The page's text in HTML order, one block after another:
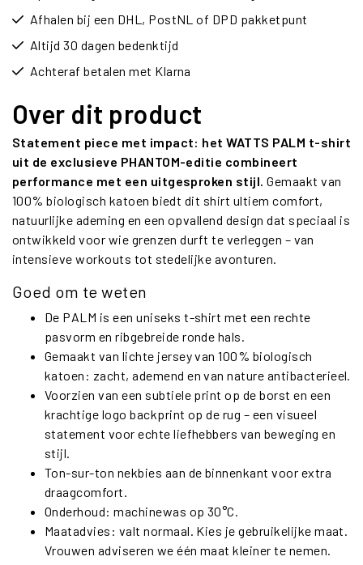
Afhalen bij een DHL, PostNL of DPD pakketpunt
Altijd 30 dagen bedenktijd
Achteraf betalen met Klarna
Over dit product
Statement piece met impact: het WATTS PALM t-shirt
uit de exclusieve PHANTOM-editie combineert
performance met een uitgesproken stijl. Gemaakt van
100% biologisch katoen biedt dit shirt ultiem comfort,
natuurlijke ademing en een opvallend design dat speciaal is
ontwikkeld voor wie grenzen durft te verleggen – van
intensieve workouts tot stedelijke avonturen.
Goed om te weten
De PALM is een uniseks t-shirt met een rechte
pasvorm en ribgebreide ronde hals.
Gemaakt van lichte jersey van 100% biologisch
katoen: zacht, ademend en van nature antibacterieel.
Voorzien van een subtiele print op de borst en een
krachtige logo backprint op de rug – een visueel
statement voor echte liefhebbers van beweging en
stijl.
Ton-sur-ton nekbies aan de binnenkant voor extra
draagcomfort.
Onderhoud: machinewas op 30°C.
Maatadvies: valt normaal. Kies je gebruikelijke maat.
Vrouwen adviseren we één maat kleiner te nemen.